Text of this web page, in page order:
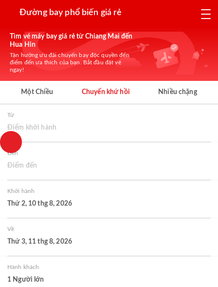
Đường bay phổ biến giá rẻ
Tìm vé máy bay giá rẻ từ Chiang Mai đến
Hua Hin
Tận hưởng ưu đãi chuyến bay độc quyền đến
điểm đến ưa thích của bạn. Bắt đầu đặt vé
ngay!
Một Chiều Chuyến khứ hồi Nhiều chặng
Từ
Điểm khởi hành
Đến
Điểm đến
Khởi hành
Thứ 2, 10 thg 8, 2026
Về
Thứ 3, 11 thg 8, 2026
Hành khách
1 Người lớn